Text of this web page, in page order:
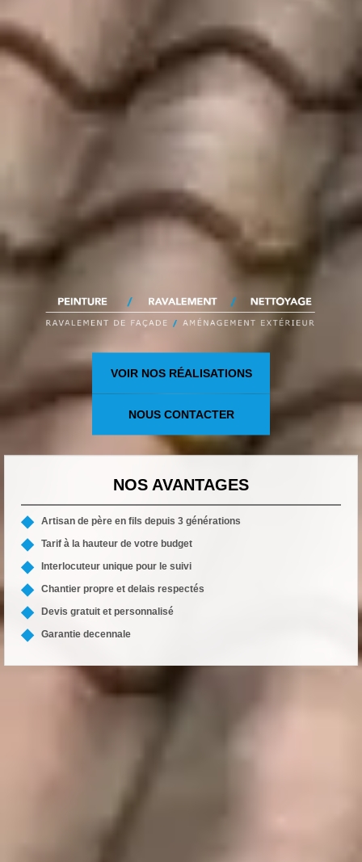
VOIR NOS RÉALISATIONS
NOUS CONTACTER
NOS AVANTAGES
Artisan de père en fils depuis 3 générations
Tarif à la hauteur de votre budget
Interlocuteur unique pour le suivi
Chantier propre et delais respectés
Devis gratuit et personnalisé
Garantie decennale